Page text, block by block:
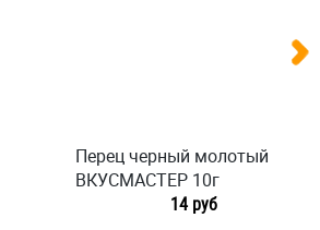
Перец черный молотый
ВКУСМАСТЕР 10г
14 руб